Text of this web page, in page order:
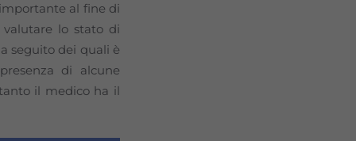
al fine di
valutare lo stato di
seguito dei quali è
di alcune
il medico ha il